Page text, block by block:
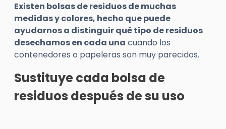
Existen bolsas de residuos de muchas
medidas y colores, hecho que puede
ayudarnos a distinguir qué tipo de residuos
desechamos en cada una cuando los
contenedores o papeleras son muy parecidos.
Sustituye cada bolsa de
residuos después de su uso